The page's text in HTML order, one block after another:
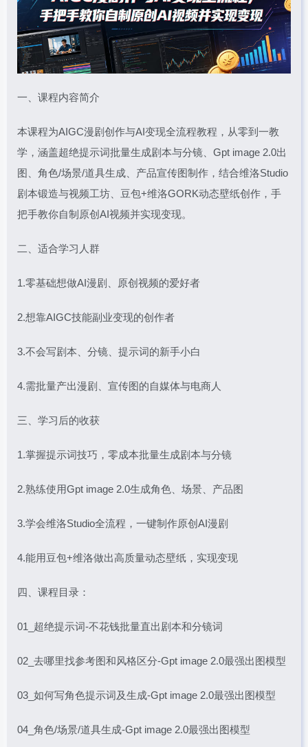
一、课程内容简介
本课程为AIGC漫剧创作与AI变现全流程教程，从零到一教
学，涵盖超绝提示词批量生成剧本与分镜、Gpt image 2.0出
图、角色/场景/道具生成、产品宣传图制作，结合维洛Studio
剧本锻造与视频工坊、豆包+维洛GORK动态壁纸创作，手
把手教你自制原创AI视频并实现变现。
二、适合学习人群
1.零基础想做AI漫剧、原创视频的爱好者
2.想靠AIGC技能副业变现的创作者
3.不会写剧本、分镜、提示词的新手小白
4.需批量产出漫剧、宣传图的自媒体与电商人
三、学习后的收获
1.掌握提示词技巧，零成本批量生成剧本与分镜
2.熟练使用Gpt image 2.0生成角色、场景、产品图
3.学会维洛Studio全流程，一键制作原创AI漫剧
4.能用豆包+维洛做出高质量动态壁纸，实现变现
四、课程目录：
01_超绝提示词-不花钱批量直出剧本和分镜词
02_去哪里找参考图和风格区分-Gpt image 2.0最强出图模型
03_如何写角色提示词及生成-Gpt image 2.0最强出图模型
04_角色/场景/道具生成-Gpt image 2.0最强出图模型